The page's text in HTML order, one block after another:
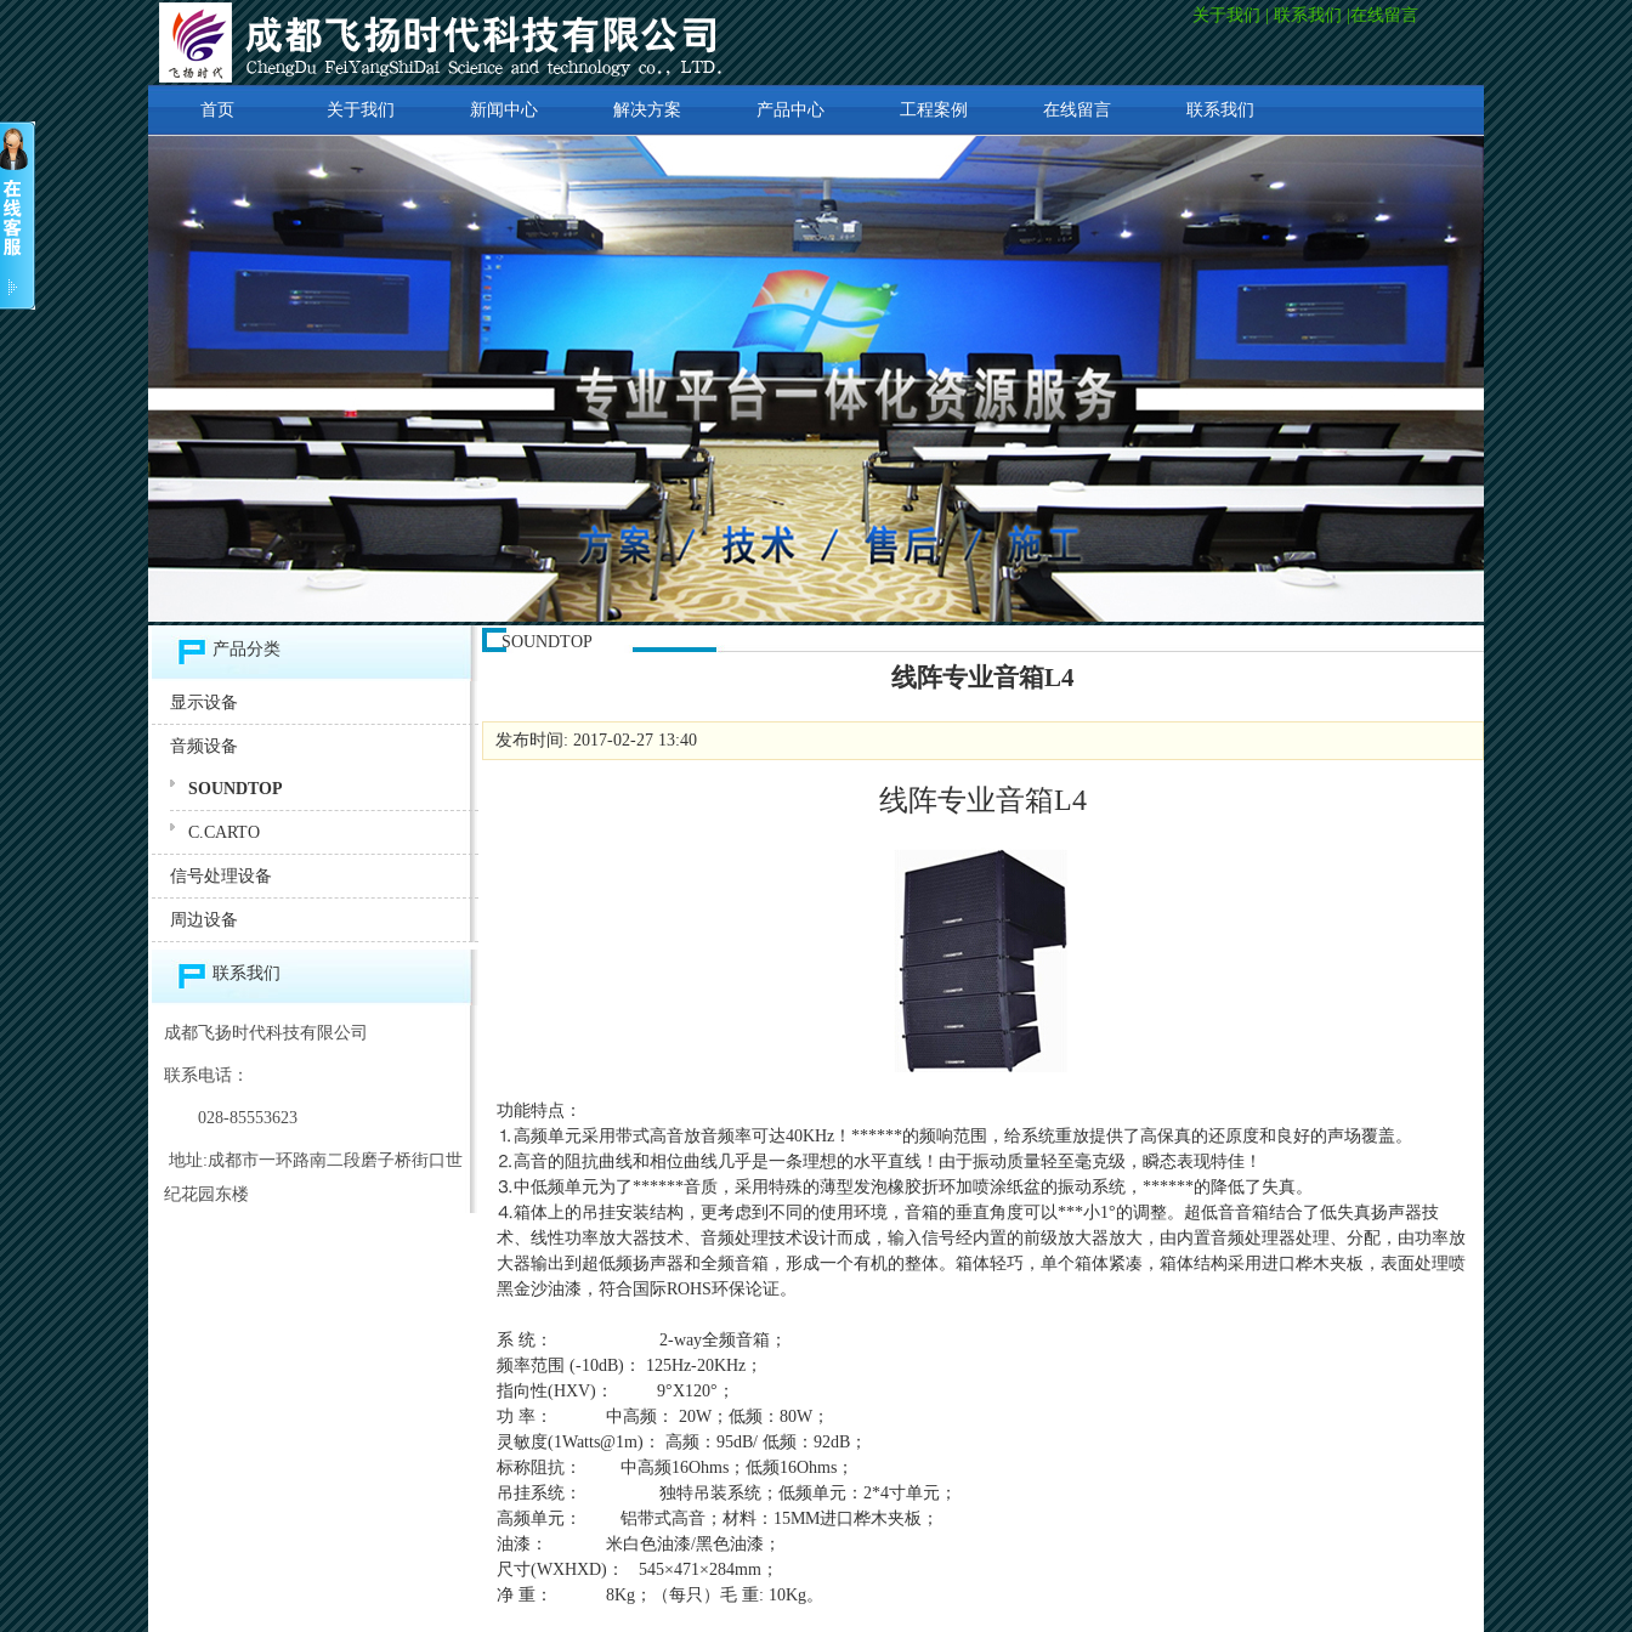
关于我们|联系我们|在线留言
首页 关于我们 新闻中心 解决方案 产品中心 工程案例 在线留言 联系我们
产品分类
显示设备
音频设备
SOUNDTOP
C.CARTO
信号处理设备
周边设备
联系我们
成都飞扬时代科技有限公司
联系电话：
028-85553623
地址:成都市一环路南二段磨子桥街口世
纪花园东楼
SOUNDTOP
线阵专业音箱L4
发布时间: 2017-02-27 13:40
线阵专业音箱L4
功能特点：
⒈高频单元采用带式高音放音频率可达40KHz！******的频响范围，给系统重放提供了高保真的还原度和良好的声场覆盖。
⒉高音的阻抗曲线和相位曲线几乎是一条理想的水平直线！由于振动质量轻至毫克级，瞬态表现特佳！
⒊中低频单元为了******音质，采用特殊的薄型发泡橡胶折环加喷涂纸盆的振动系统，******的降低了失真。
⒋箱体上的吊挂安装结构，更考虑到不同的使用环境，音箱的垂直角度可以***小1°的调整。超低音音箱结合了低失真扬声器技
术、线性功率放大器技术、音频处理技术设计而成，输入信号经内置的前级放大器放大，由内置音频处理器处理、分配，由功率放
大器输出到超低频扬声器和全频音箱，形成一个有机的整体。箱体轻巧，单个箱体紧凑，箱体结构采用进口桦木夹板，表面处理喷
黑金沙油漆，符合国际ROHS环保论证。
系 统： 2-way全频音箱；
频率范围 (-10dB)： 125Hz-20KHz；
指向性(HXV)： 9°X120°；
功 率： 中高频： 20W；低频：80W；
灵敏度(1Watts@1m)： 高频：95dB/ 低频：92dB；
标称阻抗： 中高频16Ohms；低频16Ohms；
吊挂系统： 独特吊装系统；低频单元：2*4寸单元；
高频单元： 铝带式高音；材料：15MM进口桦木夹板；
油漆： 米白色油漆/黑色油漆；
尺寸(WXHXD)： 545×471×284mm；
净 重： 8Kg；（每只）毛 重: 10Kg。